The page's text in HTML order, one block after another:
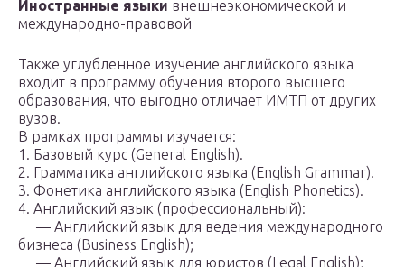
Иностранные языки внешнеэкономической и
международно-правовой
Также углубленное изучение английского языка
входит в программу обучения второго высшего
образования, что выгодно отличает ИМТП от других
вузов.
В рамках программы изучается:
1. Базовый курс (General English).
2. Грамматика английского языка (English Grammar).
3. Фонетика английского языка (English Phonetics).
4. Английский язык (профессиональный):
— Английский язык для ведения международного
бизнеса (Business English);
— Английский язык для юристов (Legal English);